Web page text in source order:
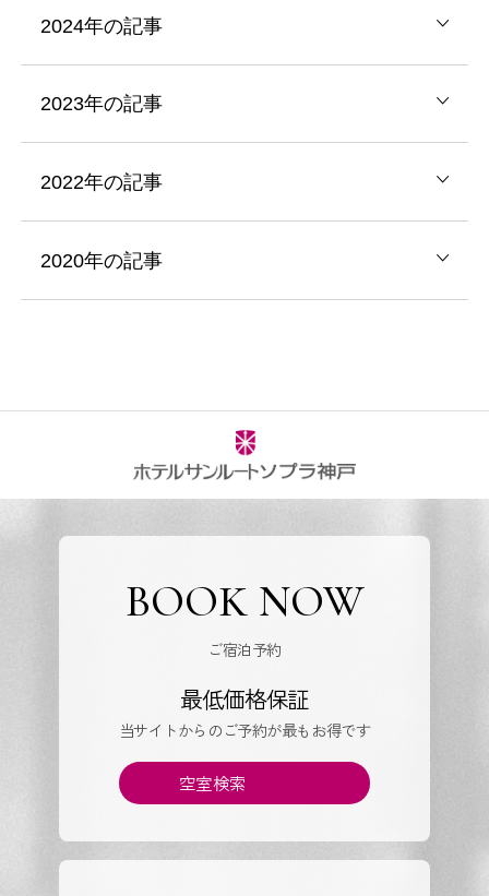
2024年の記事
2023年の記事
2022年の記事
2020年の記事
BOOK NOW
ご宿泊予約
最低価格保証
当サイトからのご予約が最もお得です
空室検索